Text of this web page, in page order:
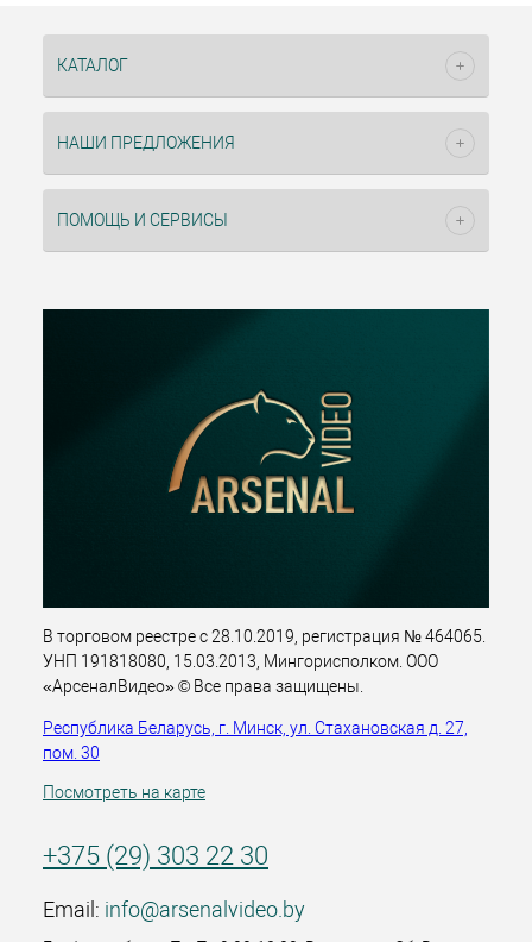
КАТАЛОГ
НАШИ ПРЕДЛОЖЕНИЯ
ПОМОЩЬ И СЕРВИСЫ
В торговом реестре с 28.10.2019, регистрация № 464065.
УНП 191818080, 15.03.2013, Мингорисполком. ООО
«АрсеналВидео» © Все права защищены.
Республика Беларусь, г. Минск, ул. Стахановская д. 27,
пом. 30
Посмотреть на карте
+375 (29) 303 22 30
Email: info@arsenalvideo.by